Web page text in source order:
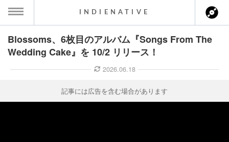
MENU
INDIENATIVE
Blossoms、6枚目のアルバム『Songs From The
Wedding Cake』を 10/2 リリース！
2026.06.18
記事には広告を含む場合があります